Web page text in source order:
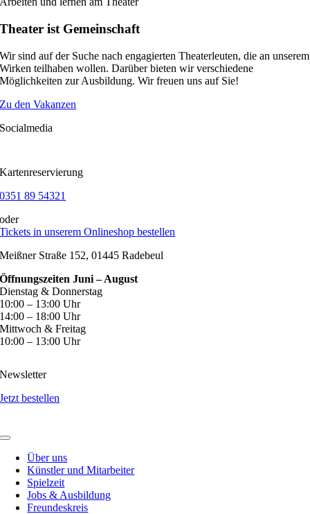
Theater ist Gemeinschaft
Wir sind auf der Suche nach engagierten Theaterleuten, die an unserem
Wirken teilhaben wollen. Darüber bieten wir verschiedene
Möglichkeiten zur Ausbildung. Wir freuen uns auf Sie!
Zu den Vakanzen
Socialmedia
Kartenreservierung
0351 89 54321
oder
Tickets in unserem Onlineshop bestellen
Meißner Straße 152, 01445 Radebeul
Öffnungszeiten Juni – August
Dienstag & Donnerstag
10:00 – 13:00 Uhr
14:00 – 18:00 Uhr
Mittwoch & Freitag
10:00 – 13:00 Uhr
Newsletter
Jetzt bestellen
Über uns
Künstler und Mitarbeiter
Spielzeit
Jobs & Ausbildung
Freundeskreis